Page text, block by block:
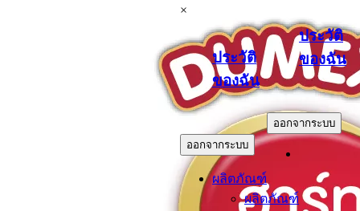
×
ประวัติ
ของฉัน
.
ออกจากระบบ
ผลิตภัณฑ์
ผลิตภัณฑ์
ประวัติ
ของฉัน
.
ออกจากระบบ